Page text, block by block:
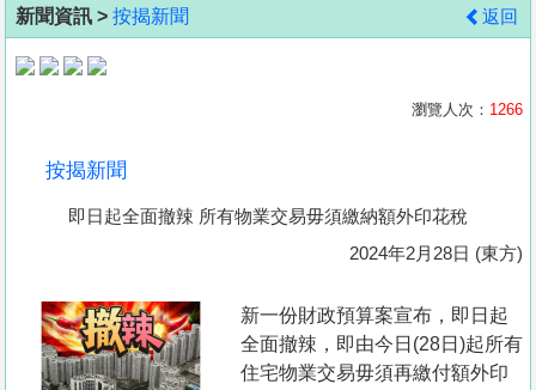
地
產
置
業
新聞資訊 > 按揭新聞 返回
瀏覽人次： 1266
按揭新聞
即日起全面撤辣 所有物業交易毋須繳納額外印花稅
2024年2月28日 (東方)
新一份財政預算案宣布，即日起
全面撤辣，即由今日(28日)起所有
住宅物業交易毋須再繳付額外印